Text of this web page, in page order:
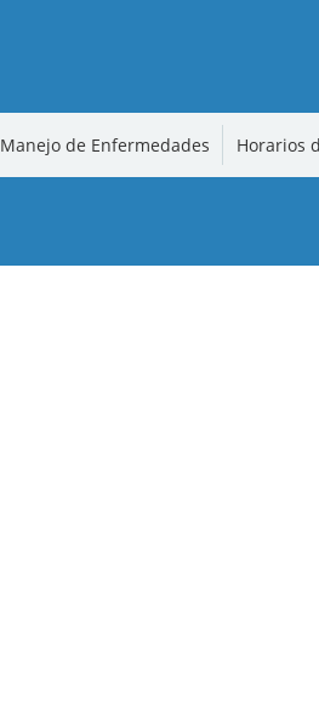
Manejo de Enfermedades Horarios